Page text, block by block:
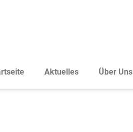
Aktuelles Über Uns